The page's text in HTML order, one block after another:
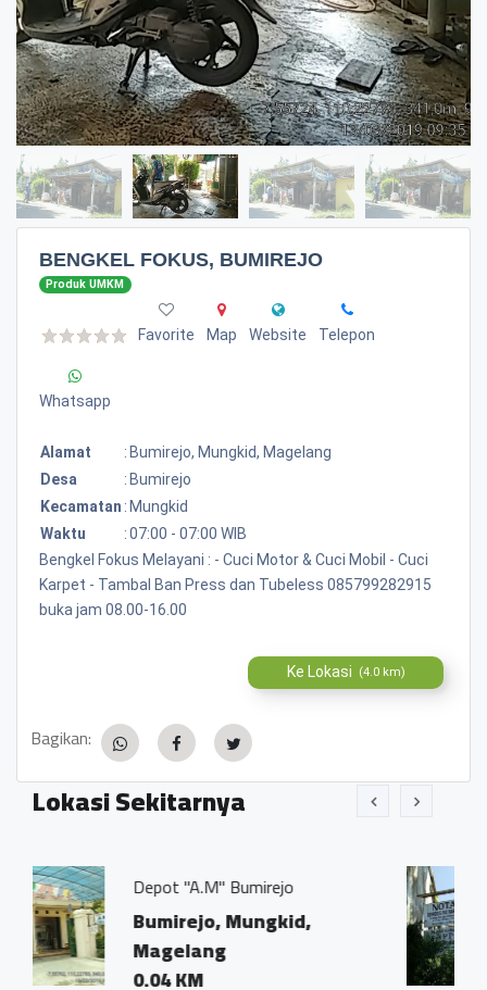
BENGKEL FOKUS, BUMIREJO
Produk UMKM
Favorite Map Website Telepon
Whatsapp
Alamat : Bumirejo, Mungkid, Magelang
Desa
: Bumirejo
Kecamatan : Mungkid
Waktu
:07:00 - 07:00 WIB
Bengkel Fokus Melayani : - Cuci Motor & Cuci Mobil - Cuci
Karpet - Tambal Ban Press dan Tubeless 085799282915
buka jam 08.00-16.00
Ke Lokasi (4.0 km)
Bagikan:
Lokasi Sekitarnya
Bumirejo
Mungkid,
Kantor Notaris
Ivo Marius, SH"
Bumirejo,
Magelang